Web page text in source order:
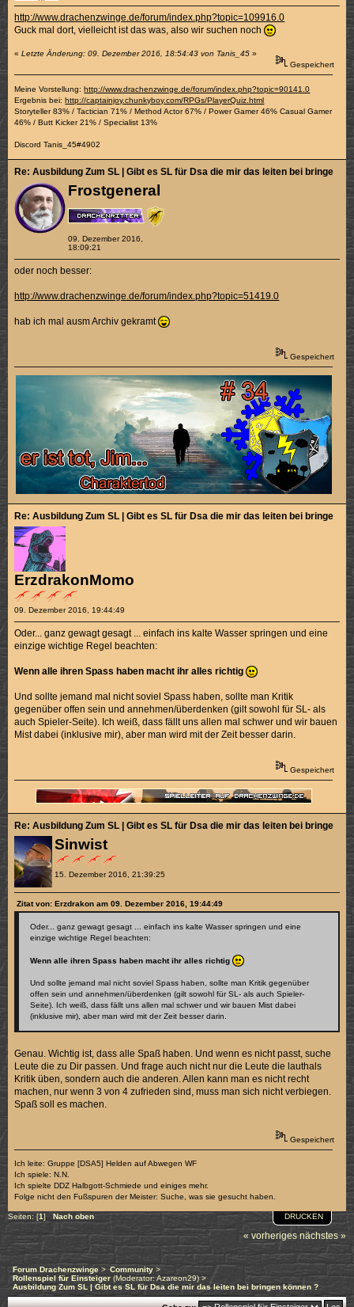
http://www.drachenzwinge.de/forum/index.php?topic=109916.0
Guck mal dort, vielleicht ist das was, also wir suchen noch
«Letzte Änderung: 09. Dezember 2016, 18:54:43 von Tanis_45 »
Gespeichert
Meine Vorstellung:http://www.drachenzwinge.de/forum/index.php?topic=90141.0
Ergebnis bei:http://captainjoy.chunkyboy.com/RPGs/PlayerQuiz.html
Storyteller 83% / Tactician 71% / Method Actor 67% / Power Gamer 46% Casual Gamer
46% / Butt Kicker 21% / Specialist 13%
Discord Tanis_45#4902
Frostgeneral
09. Dezember 2016,
18:09:21
Re: Ausbildung Zum SL | Gibt es SL für Dsa die mir das leiten bei bringen
oder noch besser:
http://www.drachenzwinge.de/forum/index.php?topic=51419.0
hab ich mal ausm Archiv gekramt
Gespeichert
ErzdrakonMomo
09. Dezember 2016, 19:44:49
Re: Ausbildung Zum SL | Gibt es SL für Dsa die mir das leiten bei bringen
Oder... ganz gewagt gesagt ... einfach ins kalte Wasser springen und eine
einzige wichtige Regel beachten:
Wenn alle ihren Spass haben macht ihr alles richtig
Und sollte jemand mal nicht soviel Spass haben, sollte man Kritik
gegenüber offen sein und annehmen/überdenken (gilt sowohl für SL- als
auch Spieler-Seite). Ich weiß, dass fällt uns allen mal schwer und wir bauen
Mist dabei (inklusive mir), aber man wird mit der Zeit besser darin.
Gespeichert
Sinwist
15. Dezember 2016, 21:39:25
Re: Ausbildung Zum SL | Gibt es SL für Dsa die mir das leiten bei bringen
Zitat von: Erzdrakon am 09. Dezember 2016, 19:44:49
Oder... ganz gewagt gesagt ... einfach ins kalte Wasser springen und eine
einzige wichtige Regel beachten:
Wenn alle ihren Spass haben macht ihr alles richtig
Und sollte jemand mal nicht soviel Spass haben, sollte man Kritik gegenüber
offen sein und annehmen/überdenken (gilt sowohl für SL- als auch Spieler-
Seite). Ich weiß, dass fällt uns allen mal schwer und wir bauen Mist dabei
(inklusive mir), aber man wird mit der Zeit besser darin.
Genau. Wichtig ist, dass alle Spaß haben. Und wenn es nicht passt, suche
Leute die zu Dir passen. Und frage auch nicht nur die Leute die lauthals
Kritik üben, sondern auch die anderen. Allen kann man es nicht recht
machen, nur wenn 3 von 4 zufrieden sind, muss man sich nicht verbiegen.
Spaß soll es machen.
Gespeichert
Ich leite: Gruppe [DSA5] Helden auf Abwegen WF
Ich spiele: N.N.
Ich spielte DDZ Halbgott-Schmiede und einiges mehr.
Folge nicht den Fußspuren der Meister: Suche, was sie gesucht haben.
DRUCKEN
Seiten: [1] Nach oben
« vorheriges nächstes »
Forum Drachenzwinge > Community>
Rollenspiel für Einsteiger (Moderator:Azareon29) >
Ausbildung Zum SL | Gibt es SL für Dsa die mir das leiten bei bringen können ?